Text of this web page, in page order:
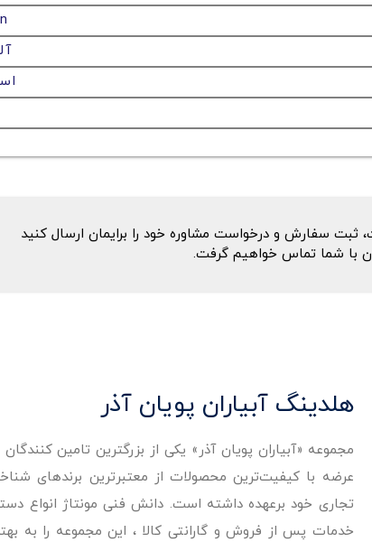
ثبت سفارش و درخواست مشاوره خود را برایمان ارسال کنید
با شما تماس خواهیم گرفت.
هلدینگ آبیاران پویان آذر
مجموعه «آبیاران پویان آذر» یکی از بزرگترین تامین
تجاری خود برعهده داشته است. دانش فنی مونتاژ انواع
خدمات پس از فروش و گارانتی کالا ، این مجموعه را به